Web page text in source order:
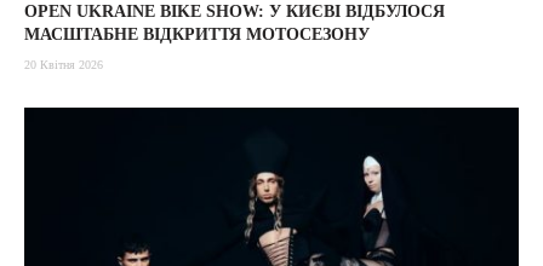
OPEN UKRAINE BIKE SHOW: У КИЄВІ ВІДБУЛОСЯ
МАСШТАБНЕ ВІДКРИТТЯ МОТОСЕЗОНУ
20 Квітня 2026